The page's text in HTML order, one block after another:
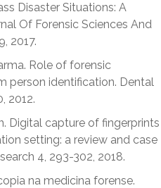
Disaster Situations: A
Of Forensic Sciences And
2017.
Role of forensic
person identification. Dental
2012.
Digital capture of fingerprints
setting: a review and case
4, 293-302, 2018.
na medicina forense.